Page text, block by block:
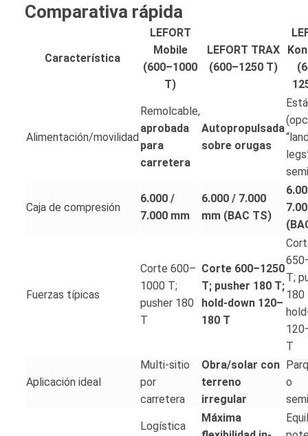
Comparativa rápida
Característica
LEFORT
Mobile
(600–1000
T)
LEFORT TRAX
(600–1250 T)
Alimentación/movilidad
Remolcable,
aprobada
para
carretera
Autopropulsada
sobre orugas
Caja de compresión
6.000 /
7.000 mm
6.000 / 7.000
mm (BAC TS)
Fuerzas típicas
Corte 600–
1000 T;
pusher 180
T
Corte 600–1250
T; pusher 180 T;
hold-down 120–
180 T
T;
180
T
Aplicación ideal
Multi-sitio
por
carretera
Obra/solar con
terreno
irregular
o
Logística
Máxima